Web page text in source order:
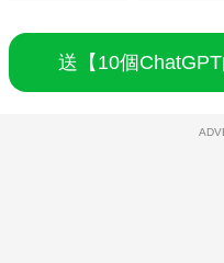
送【10個